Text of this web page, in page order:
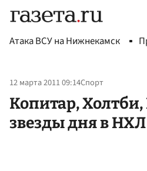
Атака ВСУ на Нижнекамск
12 марта 2011 09:14Спорт
Копитар,
звезды дня в НХЛ